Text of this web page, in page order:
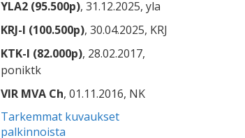
YLA2 (95.500p), 31.12.2025, yla
KRJ-I (100.500p), 30.04.2025, KRJ
KTK-I (82.000p), 28.02.2017,
poniktk
VIR MVA Ch, 01.11.2016, NK
Tarkemmat kuvaukset
palkinnoista